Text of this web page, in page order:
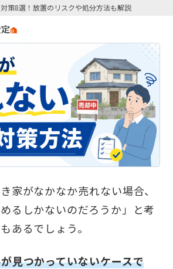
策8選！放置のリスクや処分方法も解説
家がなかなか売れない場合、
るしかないのだろうか」と考
あるでしょう。
見つかっていないケースで